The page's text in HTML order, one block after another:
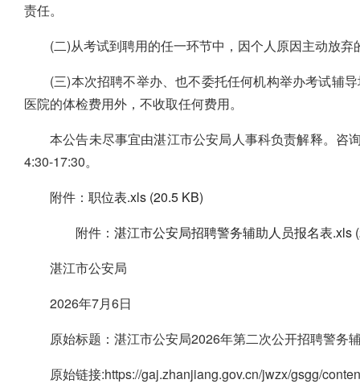
责任。
(二)从考试到聘用的任一环节中，因个人原因主动放
(三)本次招聘不举办、也不委托任何机构举办考试辅
医院的体检费用外，不收取任何费用。
本公告未尽事宜由湛江市公安局人事科负责解释。咨
4:30-17:30。
附件： 职位表.xls (20.5 KB)
附件： 湛江市公安局招聘警务辅助人员报名表.xls
湛江市公安局
2026年7月6日
原始标题：湛江市公安局2026年第二次公开招聘警务
原始链接:https://gaj.zhanjiang.gov.cn/jwzx/gsgg/